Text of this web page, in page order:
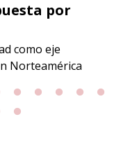
EN
por
como eje
Norteamérica